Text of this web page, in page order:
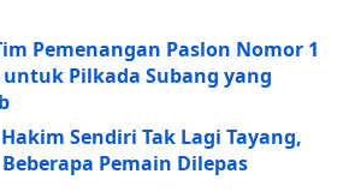
Pemenangan Paslon Nomor 1
untuk Pilkada Subang yang
Sendiri Tak Lagi Tayang,
Pemain Dilepas